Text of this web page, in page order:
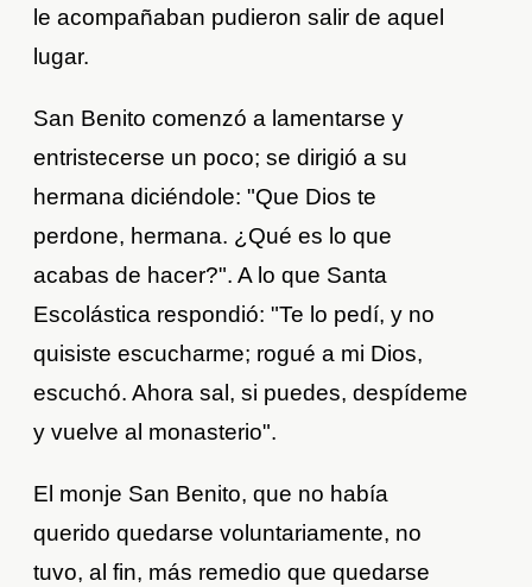
le acompañaban pudieron salir de aquel
lugar.
San Benito comenzó a lamentarse y
entristecerse un poco; se dirigió a su
hermana diciéndole: "Que Dios te
perdone, hermana. ¿Qué es lo que
acabas de hacer?". A lo que Santa
Escolástica respondió: "Te lo pedí, y no
quisiste escucharme; rogué a mi Dios,
escuchó. Ahora sal, si puedes, despídeme
y vuelve al monasterio".
El monje San Benito, que no había
querido quedarse voluntariamente, no
tuvo, al fin, más remedio que quedarse